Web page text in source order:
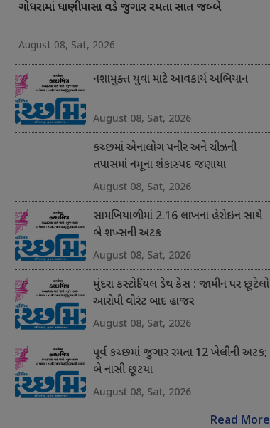
ગોધરામાં ધાણીપાસા વડે જુગાર રમતા સાત જબ્બે
August 08, Sat, 2026
નશામુક્ત યુવા માટે આવકાર્ય અભિયાન
August 08, Sat, 2026
કચ્છમાં એનાલોગ પનીર અને ચીઝની
તપાસમાં નમૂના શંકાસ્પદ જણાયા
August 08, Sat, 2026
સામખિયાળીમાં 2.16 લાખના હેરોઇન સાથે
બે શખ્સની અટક
August 08, Sat, 2026
મુંદરા કસ્ટોડિયલ ડેથ કેસ : જામીન પર છૂટેલો
આરોપી વોરંટ બાદ હાજર
August 08, Sat, 2026
પૂર્વ કચ્છમાં જુગાર રમતા 12 ખેલીની અટક;
બે નાસી છૂટયા
August 08, Sat, 2026
Read More